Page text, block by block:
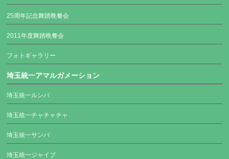
25周年記念舞踏晩餐会
2011年度舞踏晩餐会
フォトギャラリー
埼玉統一アマルガメーション
埼玉統一ルンバ
埼玉統一チャチャチャ
埼玉統一サンバ
埼玉統一ジャイブ